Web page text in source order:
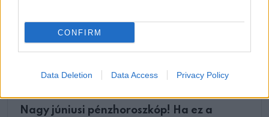
CONFIRM
Data Deletion Data Access Privacy Policy
via
Nagy júniusi pénzhoroszkóp! Ha ez a